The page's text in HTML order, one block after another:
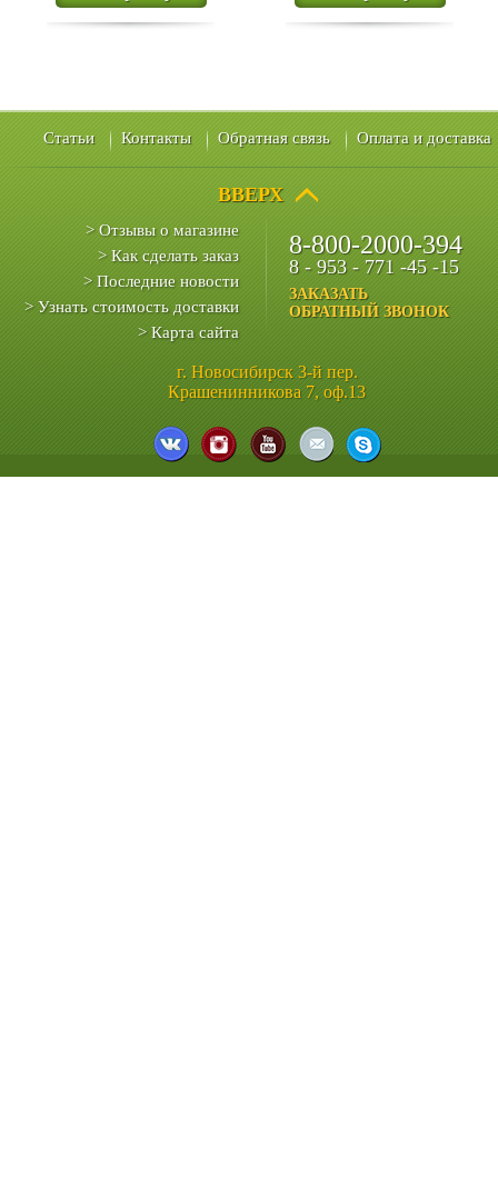
Статьи Контакты Обратная связь Оплата и доставка
ВВЕРХ
> Отзывы о магазине
> Как сделать заказ
> Последние новости
> Узнать стоимость доставки
> Карта сайта
г. Новосибирск 3-й пер.
Крашенинникова 7, оф.13
8-800-2000-394
8 - 953 - 771 -45 -15
ЗАКАЗАТЬ
ОБРАТНЫЙ ЗВОНОК